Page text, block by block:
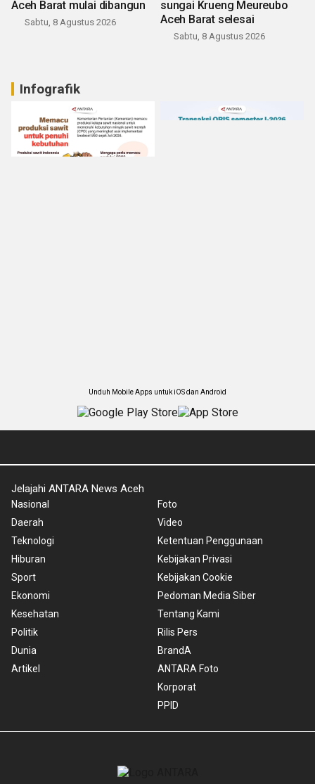
Aceh Barat mulai dibangun
Sabtu, 8 Agustus 2026
sungai Krueng Meureubo
Aceh Barat selesai
Sabtu, 8 Agustus 2026
Infografik
Unduh Mobile Apps untuk iOS dan Android
Jelajahi ANTARA News Aceh
Nasional
Daerah
Teknologi
Hiburan
Sport
Ekonomi
Kesehatan
Politik
Dunia
Artikel
Foto
Video
Ketentuan Penggunaan
Kebijakan Privasi
Kebijakan Cookie
Pedoman Media Siber
Tentang Kami
Rilis Pers
BrandA
ANTARA Foto
Korporat
PPID